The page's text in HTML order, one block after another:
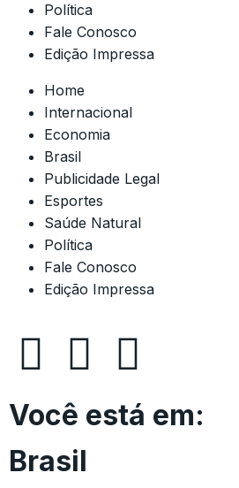
Política
Fale Conosco
Edição Impressa
Home
Internacional
Economia
Brasil
Publicidade Legal
Esportes
Saúde Natural
Política
Fale Conosco
Edição Impressa
Você está em:
Brasil